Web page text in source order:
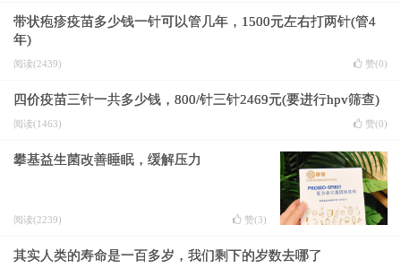
带状疱疹疫苗多少钱一针可以管几年，1500元左右打两针(管4
年)
阅读(2439) 赞(0)
四价疫苗三针一共多少钱，800/针三针2469元(要进行hpv筛查)
阅读(1463) 赞(0)
攀基益生菌改善睡眠，缓解压力
阅读(2239) 赞(3)
其实人类的寿命是一百多岁，我们剩下的岁数去哪了